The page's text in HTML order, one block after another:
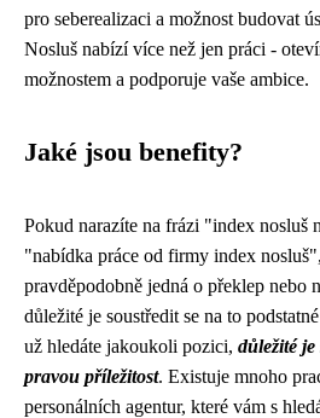
pro seberealizaci a možnost budovat
Nosluš nabízí více než jen práci -
možnostem a podporuje vaše ambice.
Jaké jsou benefity?
Pokud narazíte na frázi "index nosluš
"nabídka práce od firmy index
pravděpodobně jedná o překlep nebo
důležité je soustředit se na to
už hledáte jakoukoli pozici, důležité je
pravou příležitost. Existuje mnoho
personálních agentur, které vám s